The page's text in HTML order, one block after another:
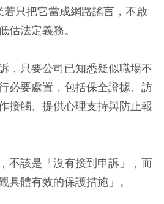
若只把它當成網路謠言，不啟
估法定義務。
，只要公司已知悉疑似職場不
必要處置，包括保全證據、訪
接觸、提供心理支持與防止報
不該是「沒有接到申訴」，而
具體有效的保護措施」。